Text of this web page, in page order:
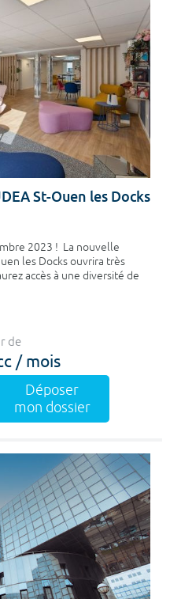
St-Ouen les Docks
2023 ! La nouvelle
les Docks ouvrira très
accès à une diversité de
de
/ mois
Déposer
mon dossier